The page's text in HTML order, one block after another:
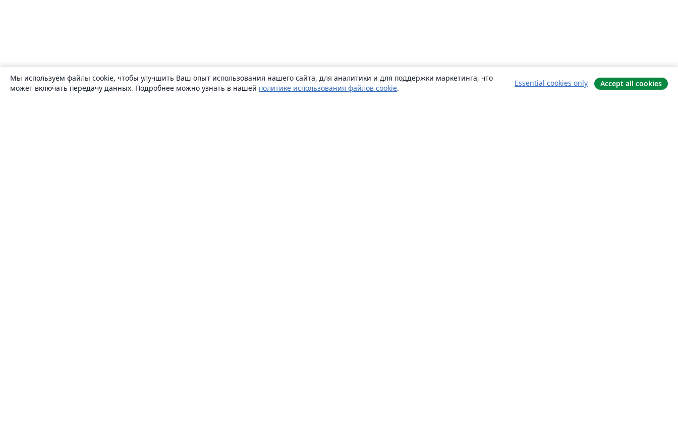
Мы используем файлы cookie, чтобы улучшить Ваш опыт использования нашего сайта, для аналитики и для поддержки маркетинга, что
может включать передачу данных. Подробнее можно узнать в нашей политике использования файлов cookie.
Essential cookies only Accept all cookies